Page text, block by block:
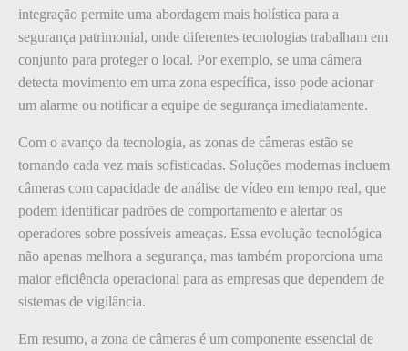
integração permite uma abordagem mais holística para a
segurança patrimonial, onde diferentes tecnologias trabalham em
conjunto para proteger o local. Por exemplo, se uma câmera
detecta movimento em uma zona específica, isso pode acionar
um alarme ou notificar a equipe de segurança imediatamente.
Com o avanço da tecnologia, as zonas de câmeras estão se
tornando cada vez mais sofisticadas. Soluções modernas incluem
câmeras com capacidade de análise de vídeo em tempo real, que
podem identificar padrões de comportamento e alertar os
operadores sobre possíveis ameaças. Essa evolução tecnológica
não apenas melhora a segurança, mas também proporciona uma
maior eficiência operacional para as empresas que dependem de
sistemas de vigilância.
Em resumo, a zona de câmeras é um componente essencial de